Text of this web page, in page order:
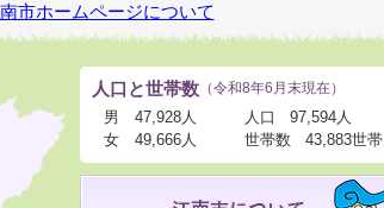
市ホームページについて
人口と世帯数 （令和8年6月末現在）
男
47,928人
女
49,666人
人口
97,594人
世帯数
43,883世帯